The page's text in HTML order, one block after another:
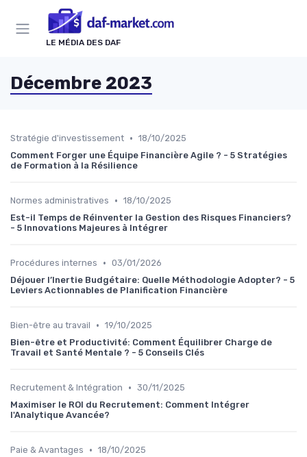
LE MÉDIA DES DAF
Décembre 2023
Stratégie d'investissement • 18/10/2025
Comment Forger une Équipe Financière Agile ? - 5 Stratégies
de Formation à la Résilience
Normes administratives • 18/10/2025
Est-il Temps de Réinventer la Gestion des Risques Financiers?
- 5 Innovations Majeures à Intégrer
Procédures internes • 03/01/2026
Déjouer l’Inertie Budgétaire: Quelle Méthodologie Adopter? - 5
Leviers Actionnables de Planification Financière
Bien-être au travail • 19/10/2025
Bien-être et Productivité: Comment Équilibrer Charge de
Travail et Santé Mentale ? - 5 Conseils Clés
Recrutement & Intégration • 30/11/2025
Maximiser le ROI du Recrutement: Comment Intégrer
l'Analytique Avancée?
Paie & Avantages • 18/10/2025
Panneau de gestion des cookies